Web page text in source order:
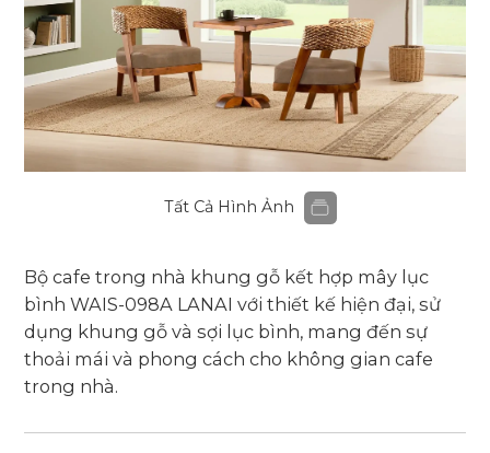
Tất Cả Hình Ảnh
Bộ cafe trong nhà khung gỗ kết hợp mây lục
bình WAIS-098A LANAIvới thiết kế hiện đại, sử
dụng khung gỗ và sợi lục bình, mang đến sự
thoải mái và phong cách cho không gian cafe
trong nhà.